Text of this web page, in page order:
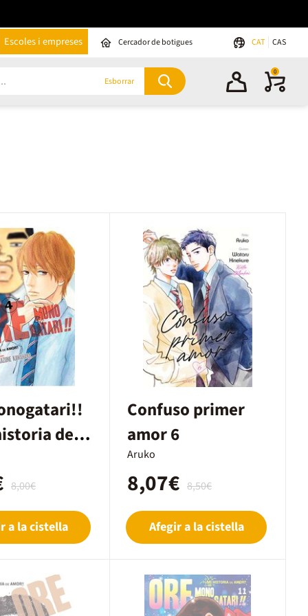
Escoles i empreses Cercador de botigues CAT CAS
Esborrar
0
de
8,00€
a la cistella
Confuso primer
amor 6
Aruko
8,50€
8,07€
Afegir a la cistella